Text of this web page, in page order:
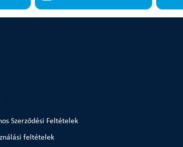
Szerződési Feltételek
feltételek